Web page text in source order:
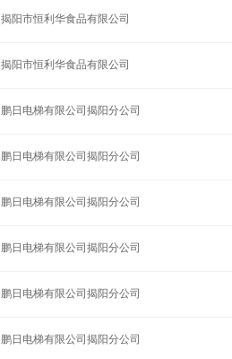
揭阳市恒利华食品有限公司
揭阳市恒利华食品有限公司
鹏日电梯有限公司揭阳分公司
鹏日电梯有限公司揭阳分公司
鹏日电梯有限公司揭阳分公司
鹏日电梯有限公司揭阳分公司
鹏日电梯有限公司揭阳分公司
鹏日电梯有限公司揭阳分公司